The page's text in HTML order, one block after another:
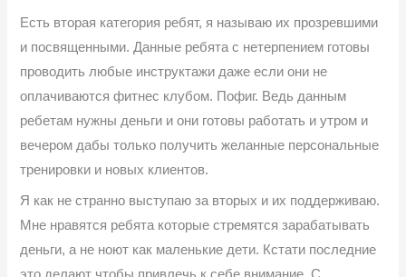
Есть вторая категория ребят, я называю их прозревшими
и посвященными. Данные ребята с нетерпением готовы
проводить любые инструктажи даже если они не
оплачиваются фитнес клубом. Пофиг. Ведь данным
ребетам нужны деньги и они готовы работать и утром и
вечером дабы только получить желанные персональные
тренировки и новых клиентов.
Я как не странно выступаю за вторых и их поддерживаю.
Мне нравятся ребята которые стремятся зарабатывать
деньги, а не ноют как маленькие дети. Кстати последние